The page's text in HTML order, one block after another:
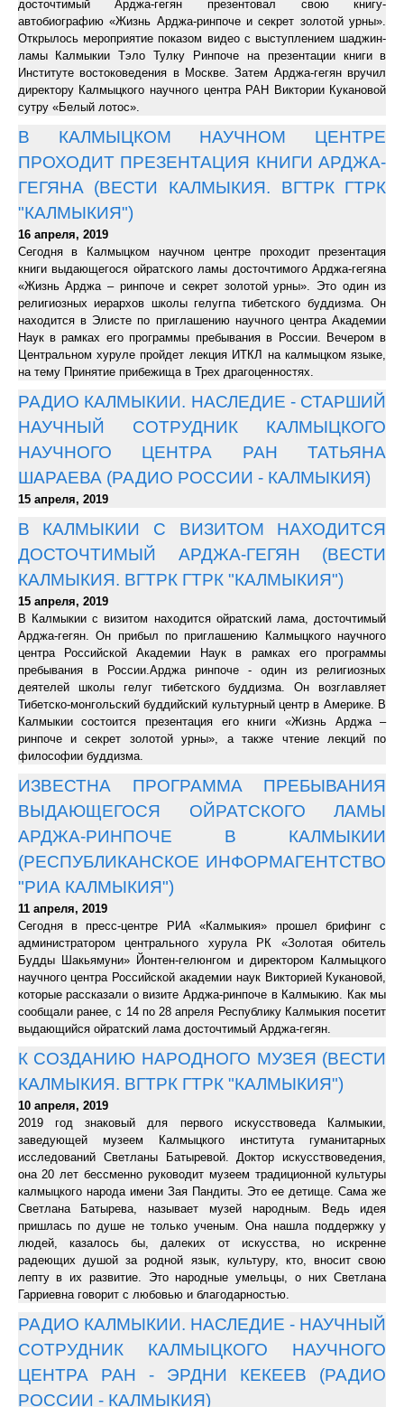
досточтимый Арджа-гегян презентовал свою книгу-
автобиографию «Жизнь Арджа-ринпоче и секрет золотой урны».
Открылось мероприятие показом видео с выступлением шаджин-
ламы Калмыкии Тэло Тулку Ринпоче на презентации книги в
Институте востоковедения в Москве. Затем Арджа-гегян вручил
директору Калмыцкого научного центра РАН Виктории Кукановой
сутру «Белый лотос».
В КАЛМЫЦКОМ НАУЧНОМ ЦЕНТРЕ
ПРОХОДИТ ПРЕЗЕНТАЦИЯ КНИГИ АРДЖА-
ГЕГЯНА (ВЕСТИ КАЛМЫКИЯ. ВГТРК ГТРК
"КАЛМЫКИЯ")
16 апреля, 2019
Сегодня в Калмыцком научном центре проходит презентация
книги выдающегося ойратского ламы досточтимого Арджа-гегяна
«Жизнь Арджа – ринпоче и секрет золотой урны». Это один из
религиозных иерархов школы гелугпа тибетского буддизма. Он
находится в Элисте по приглашению научного центра Академии
Наук в рамках его программы пребывания в России. Вечером в
Центральном хуруле пройдет лекция ИТКЛ на калмыцком языке,
на тему Принятие прибежища в Трех драгоценностях.
РАДИО КАЛМЫКИИ. НАСЛЕДИЕ - СТАРШИЙ
НАУЧНЫЙ СОТРУДНИК КАЛМЫЦКОГО
НАУЧНОГО ЦЕНТРА РАН ТАТЬЯНА
ШАРАЕВА (РАДИО РОССИИ - КАЛМЫКИЯ)
15 апреля, 2019
В КАЛМЫКИИ С ВИЗИТОМ НАХОДИТСЯ
ДОСТОЧТИМЫЙ АРДЖА-ГЕГЯН (ВЕСТИ
КАЛМЫКИЯ. ВГТРК ГТРК "КАЛМЫКИЯ")
15 апреля, 2019
В Калмыкии с визитом находится ойратский лама, досточтимый
Арджа-гегян. Он прибыл по приглашению Калмыцкого научного
центра Российской Академии Наук в рамках его программы
пребывания в России.Арджа ринпоче - один из религиозных
деятелей школы гелуг тибетского буддизма. Он возглавляет
Тибетско-монгольский буддийский культурный центр в Америке. В
Калмыкии состоится презентация его книги «Жизнь Арджа –
ринпоче и секрет золотой урны», а также чтение лекций по
философии буддизма.
ИЗВЕСТНА ПРОГРАММА ПРЕБЫВАНИЯ
ВЫДАЮЩЕГОСЯ ОЙРАТСКОГО ЛАМЫ
АРДЖА-РИНПОЧЕ В КАЛМЫКИИ
(РЕСПУБЛИКАНСКОЕ ИНФОРМАГЕНТСТВО
"РИА КАЛМЫКИЯ")
11 апреля, 2019
Сегодня в пресс-центре РИА «Калмыкия» прошел брифинг с
администратором центрального хурула РК «Золотая обитель
Будды Шакьямуни» Йонтен-гелюнгом и директором Калмыцкого
научного центра Российской академии наук Викторией Кукановой,
которые рассказали о визите Арджа-ринпоче в Калмыкию. Как мы
сообщали ранее, с 14 по 28 апреля Республику Калмыкия посетит
выдающийся ойратский лама досточтимый Арджа-гегян.
К СОЗДАНИЮ НАРОДНОГО МУЗЕЯ (ВЕСТИ
КАЛМЫКИЯ. ВГТРК ГТРК "КАЛМЫКИЯ")
10 апреля, 2019
2019 год знаковый для первого искусствоведа Калмыкии,
заведующей музеем Калмыцкого института гуманитарных
исследований Светланы Батыревой. Доктор искусствоведения,
она 20 лет бессменно руководит музеем традиционной культуры
калмыцкого народа имени Зая Пандиты. Это ее детище. Сама же
Светлана Батырева, называет музей народным. Ведь идея
пришлась по душе не только ученым. Она нашла поддержку у
людей, казалось бы, далеких от искусства, но искренне
радеющих душой за родной язык, культуру, кто, вносит свою
лепту в их развитие. Это народные умельцы, о них Светлана
Гарриевна говорит с любовью и благодарностью.
РАДИО КАЛМЫКИИ. НАСЛЕДИЕ - НАУЧНЫЙ
СОТРУДНИК КАЛМЫЦКОГО НАУЧНОГО
ЦЕНТРА РАН - ЭРДНИ КЕКЕЕВ (РАДИО
РОССИИ - КАЛМЫКИЯ)